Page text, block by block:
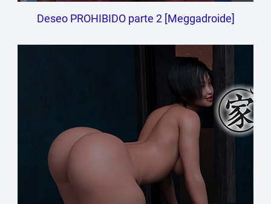
Deseo PROHIBIDO parte 2 [Meggadroide]